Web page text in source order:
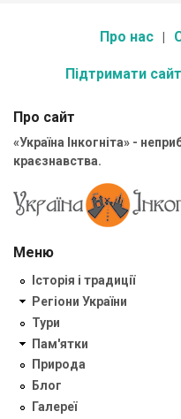
Про нас
Підтримати сайт
Про сайт
«Україна Інкогніта» -
краєзнавства.
Меню
Історія і традиції
Регіони України
Тури
Пам'ятки
Природа
Блог
Галереї